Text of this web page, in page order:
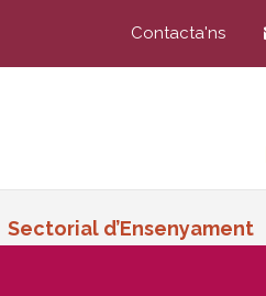
Contacta'ns
Sectorial d’Ensenyament